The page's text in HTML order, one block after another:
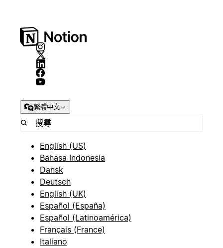
繁體中文
English (US)
Bahasa Indonesia
Dansk
Deutsch
English (UK)
Español (España)
Español (Latinoamérica)
Français (France)
Italiano